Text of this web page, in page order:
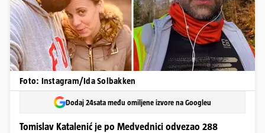
Foto: Instagram/Ida Solbakken
Dodaj 24sata među omiljene izvore na Googleu
Tomislav Katalenić je po Medvednici odvezao 288